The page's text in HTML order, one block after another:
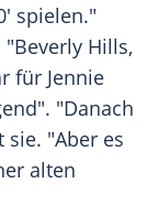
spielen."
"Beverly Hills,
für Jennie
"Danach
sie. "Aber es
alten